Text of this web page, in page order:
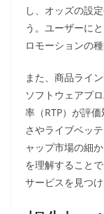
し、オッズの設
う。ユーザーにと
ロモーションの
また、商品ライ
ソフトウェアプ
率（RTP）が評
さやライブベッ
ャップ市場の細
を理解すること
サービスを見つけ